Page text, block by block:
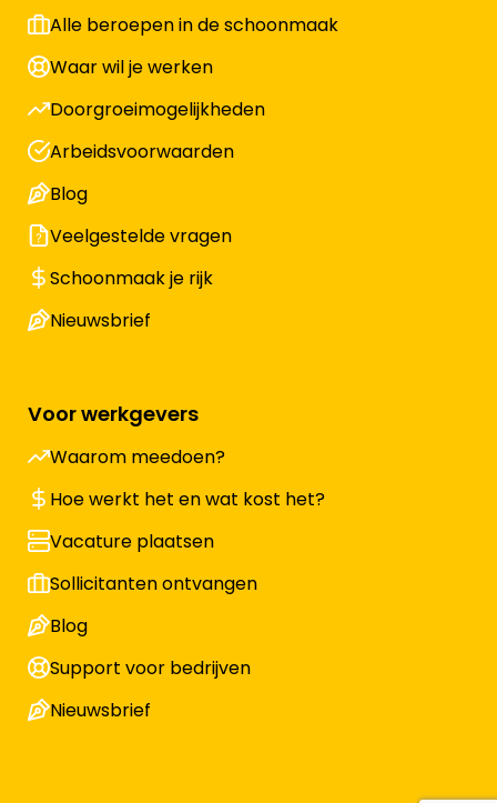
Alle beroepen in de schoonmaak
Waar wil je werken
Doorgroeimogelijkheden
Arbeidsvoorwaarden
Blog
Veelgestelde vragen
Schoonmaak je rijk
Nieuwsbrief
Voor werkgevers
Waarom meedoen?
Hoe werkt het en wat kost het?
Vacature plaatsen
Sollicitanten ontvangen
Blog
Support voor bedrijven
Nieuwsbrief